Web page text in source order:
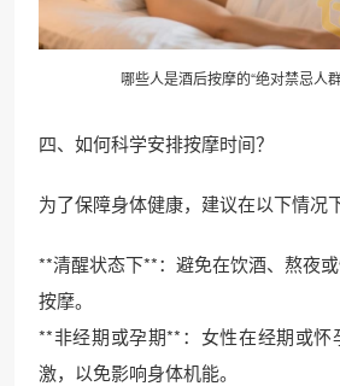
哪些人是酒后按摩的“绝对禁忌人
四、如何科学安排按摩时间？
为了保障身体健康，建议在以下情况
**清醒状态下**：避免在饮酒、熬夜
按摩。
**非经期或孕期**：女性在经期或怀
激，以免影响身体机能。